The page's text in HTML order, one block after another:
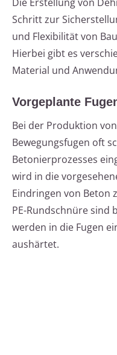
Schritt zur
und Flexibilität von
Hierbei gibt es
Material und
Vorgeplante
Bei der Produktion
Bewegungsfugen oft
Betonierprozesses
wird in die
Eindringen von Beton
PE-Rundschnüre sind
werden in die Fugen
aushärtet.